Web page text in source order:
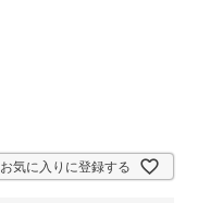
お気に入りに登録する